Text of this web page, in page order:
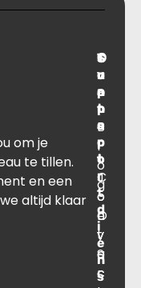
om je
te tillen.
en een
altijd klaar
T
r
a
n
s
p
o
r
t
d
i
e
n
s
O
v
e
r
B
l
o
g
O
v
e
r
S
u
p
p
o
r
t
C
o
n
t
a
c
C
o
n
t
a
c
t
J
o
e
y
S
c